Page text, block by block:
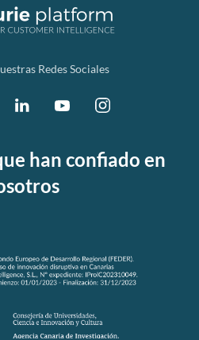
Redes Sociales
han confiado en